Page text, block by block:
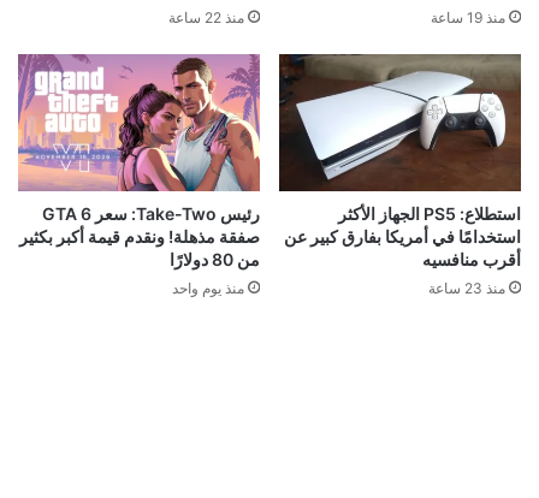
منذ 19 ساعة منذ 22 ساعة
استطلاع: PS5 الجهاز الأكثر
استخدامًا في أمريكا بفارق كبير عن
أقرب منافسيه
منذ 23 ساعة
رئيس Take-Two: سعر GTA 6
صفقة مذهلة! ونقدم قيمة أكبر بكثير
من 80 دولارًا
منذ يوم واحد